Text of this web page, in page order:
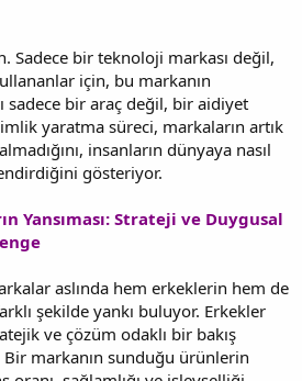
Sadece bir teknoloji markası değil,
için, bu markanın
sadece bir araç değil, bir aidiyet
yaratma süreci, markaların artık
insanların dünyaya nasıl
gösteriyor.
Yansıması: Strateji ve Duygusal
aslında hem erkeklerin hem de
şekilde yankı buluyor. Erkekler
ve çözüm odaklı bir bakış
Bir markanın sunduğu ürünlerin